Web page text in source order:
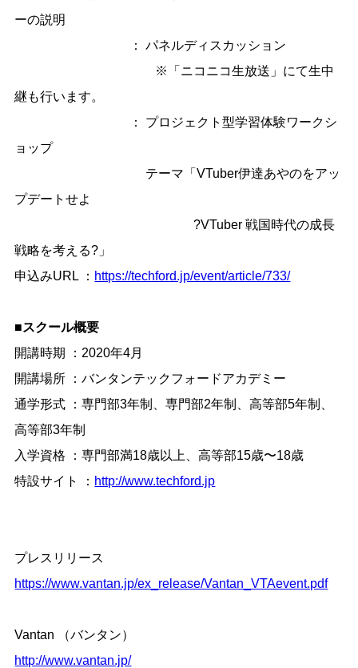
ーの説明
： パネルディスカッション
※「ニコニコ生放送」にて生中
継も行います。
： プロジェクト型学習体験ワークシ
ョップ
テーマ「VTuber伊達あやのをアッ
プデートせよ
?VTuber戦国時代の成長
戦略を考える?」
申込みURL ： https://techford.jp/event/article/733/
■スクール概要
開講時期
： 2020年4月
開講場所
：バンタンテックフォードアカデミー
通学形式
：専門部3年制、専門部2年制、高等部5年制、
高等部3年制
入学資格
：専門部満18歳以上、高等部15歳〜18歳
特設サイト
： http://www.techford.jp
プレスリリース
https://www.vantan.jp/ex_release/Vantan_VTAevent.pdf
Vantan
（バンタン）
http://www.vantan.jp/